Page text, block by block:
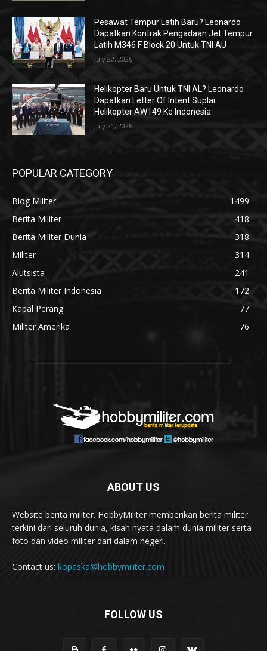
Pesawat Tempur Latih Baru? Leonardo
Dapatkan Kontrak Pengadaan Jet Tempur
Latih M346 F Block 20 Untuk TNI AU
July 22, 2026
Helikopter Baru Untuk TNI AL? Leonardo
Dapatkan Letter Of Intent Suplai
Helikopter AW149 Ke Indonesia
July 21, 2026
POPULAR CATEGORY
Blog Militer
1499
Berita Militer
418
Berita Militer Dunia
318
Militer
314
Alutsista
241
Berita Militer Indonesia
172
Kapal Perang
77
Militer Amerika
76
ABOUT US
Website berita militer. HobbyMiliter memberikan berita militer
terkini dari seluruh dunia, kisah nyata dalam dunia militer serta
foto dan video militer dari dalam negeri.
Contact us: kopaska@hobbymiliter.com
FOLLOW US